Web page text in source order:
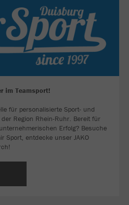
im Teamsport!
für personalisierte Sport- und
Region Rhein-Ruhr. Bereit für
Erfolg? Besuche
Sport, entdecke unser JAKO